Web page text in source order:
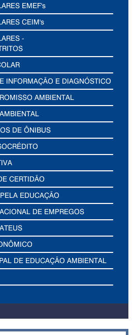
EMEF's
CEIM's
-
INFORMAÇÃO E DIAGNÓSTICO
AMBIENTAL
DE ÔNIBUS
CERTIDÃO
EDUCAÇÃO
DE EMPREGOS
DE EDUCAÇÃO AMBIENTAL